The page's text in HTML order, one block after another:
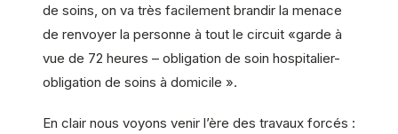
de soins, on va très facilement brandir la menace
de renvoyer la personne à tout le circuit «garde à
vue de 72 heures – obligation de soin hospitalier-
obligation de soins à domicile ».
En clair nous voyons venir l’ère des travaux forcés :